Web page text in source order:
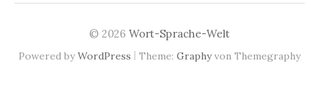
© 2026 Wort-Sprache-Welt
Powered byWordPress | Theme: Graphyvon Themegraphy